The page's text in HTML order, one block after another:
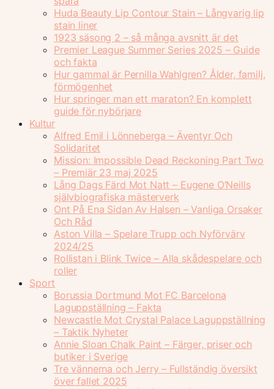
Huda Beauty Lip Contour Stain – Långvarig lip
stain liner
1923 säsong 2 – så många avsnitt är det
Premier League Summer Series 2025 – Guide
och fakta
Hur gammal är Pernilla Wahlgren? Ålder, familj,
förmögenhet
Hur springer man ett maraton? En komplett
guide för nybörjare
Kultur
Alfred Emil i Lönneberga – Äventyr Och
Solidaritet
Mission: Impossible Dead Reckoning Part Two
– Premiär 23 maj 2025
Lång Dags Färd Mot Natt – Eugene O’Neills
självbiografiska mästerverk
Ont På Ena Sidan Av Halsen – Vanliga Orsaker
Och Råd
Aston Villa – Spelare Trupp och Nyförvärv
2024/25
Rollistan i Blink Twice – Alla skådespelare och
roller
Sport
Borussia Dortmund Mot FC Barcelona
Laguppställning – Fakta
Newcastle Mot Crystal Palace Laguppställning
– Taktik Nyheter
Annie Sloan Chalk Paint – Färger, priser och
butiker i Sverige
Tre vännerna och Jerry – Fullständig översikt
över fallet 2025